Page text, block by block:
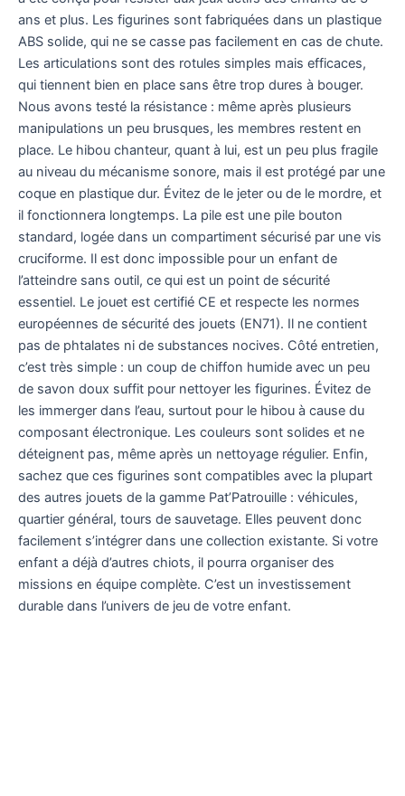
ans et plus. Les figurines sont fabriquées dans un plastique
ABS solide, qui ne se casse pas facilement en cas de chute.
Les articulations sont des rotules simples mais efficaces,
qui tiennent bien en place sans être trop dures à bouger.
Nous avons testé la résistance : même après plusieurs
manipulations un peu brusques, les membres restent en
place. Le hibou chanteur, quant à lui, est un peu plus fragile
au niveau du mécanisme sonore, mais il est protégé par une
coque en plastique dur. Évitez de le jeter ou de le mordre, et
il fonctionnera longtemps. La pile est une pile bouton
standard, logée dans un compartiment sécurisé par une vis
cruciforme. Il est donc impossible pour un enfant de
l’atteindre sans outil, ce qui est un point de sécurité
essentiel. Le jouet est certifié CE et respecte les normes
européennes de sécurité des jouets (EN71). Il ne contient
pas de phtalates ni de substances nocives. Côté entretien,
c’est très simple : un coup de chiffon humide avec un peu
de savon doux suffit pour nettoyer les figurines. Évitez de
les immerger dans l’eau, surtout pour le hibou à cause du
composant électronique. Les couleurs sont solides et ne
déteignent pas, même après un nettoyage régulier. Enfin,
sachez que ces figurines sont compatibles avec la plupart
des autres jouets de la gamme Pat’Patrouille : véhicules,
quartier général, tours de sauvetage. Elles peuvent donc
facilement s’intégrer dans une collection existante. Si votre
enfant a déjà d’autres chiots, il pourra organiser des
missions en équipe complète. C’est un investissement
durable dans l’univers de jeu de votre enfant.